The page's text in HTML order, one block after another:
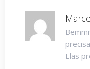
Elas